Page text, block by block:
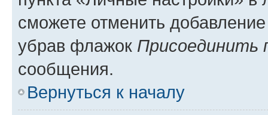
сможете отменить
убрав флажок Присоединить
сообщения.
Вернуться к началу